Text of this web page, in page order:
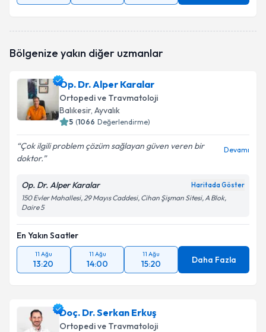
Bölgenize yakın diğer uzmanlar
Op. Dr. Alper Karalar
Ortopedi ve Travmatoloji
Balıkesir, Ayvalık
5 (1066 Değerlendirme)
Çok ilgili problem çözüm sağlayan güven veren bir
doktor.
Devamı
Op. Dr. Alper Karalar Haritada Göster
150 Evler Mahallesi, 29 Mayıs Caddesi, Cihan Şişman Sitesi, A Blok,
Daire 5
En Yakın Saatler
11 Ağu
13:20
11 Ağu
14:00
11 Ağu
15:20 Daha Fazla
Doç. Dr. Serkan Erkuş
Ortopedi ve Travmatoloji